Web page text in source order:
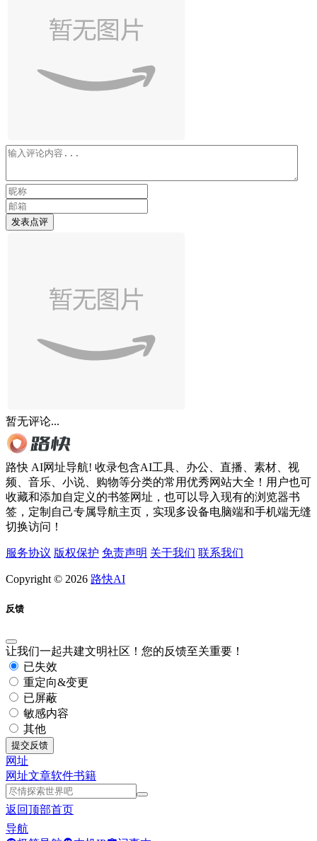
发表点评
暂无评论...
路快 AI网址导航! 收录包含AI工具、办公、直播、素材、视
频、音乐、小说、购物等分类的常用优秀网站大全！用户也可
收藏和添加自定义的书签网址，也可以导入现有的浏览器书
签，定制自己专属导航主页，实现多设备电脑端和手机端无缝
切换访问！
服务协议 版权保护 免责声明 关于我们 联系我们
Copyright © 2026 路快AI
反馈
让我们一起共建文明社区！您的反馈至关重要！
已失效
重定向&变更
已屏蔽
敏感内容
其他
提交反馈
网址
网址文章软件书籍
返回顶部首页
导航